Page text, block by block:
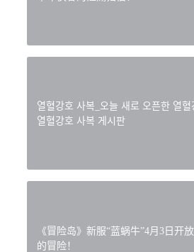
열혈강호 사복_오늘 새로 오픈한 열
열혈강호 사복 게시판
《冒险岛》新服“蓝蜗牛”4月3日开
的冒险！